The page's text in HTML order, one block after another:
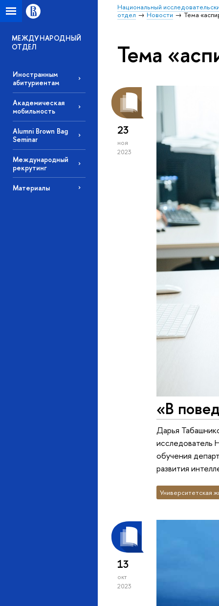
Национальный
отдел
Новости Тема
МЕЖДУНАРОДНЫЙ
ОТДЕЛ
Иностранным
абитуриентам
Академическая
мобильность
Alumni Brown Bag
Seminar
Международный
рекрутинг
Материалы
Тема
23
ноя
2023
«В
Дарья
исследователь
обучения
развития
Университетская
13
окт
2023